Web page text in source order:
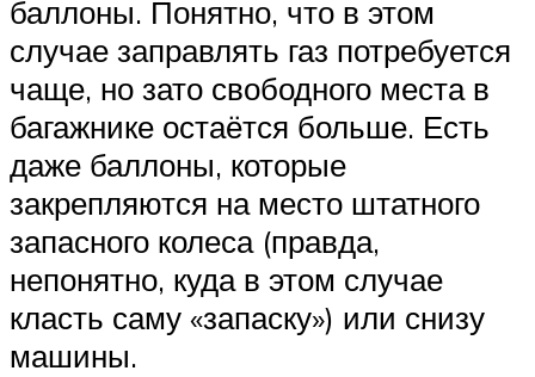
баллоны. Понятно, что в этом
случае заправлять газ потребуется
чаще, но зато свободного места в
багажнике остаётся больше. Есть
даже баллоны, которые
закрепляются на место штатного
запасного колеса (правда,
непонятно, куда в этом случае
класть саму «запаску») или снизу
машины.